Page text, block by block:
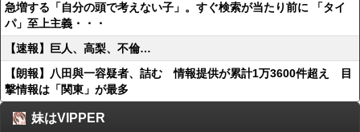
急増する「自分の頭で考えない子」。すぐ検索が当たり前に 「タイ
パ」至上主義・・・
【速報】巨人、高梨、不倫…
【朗報】八田與一容疑者、詰む 情報提供が累計1万3600件超え 目
撃情報は「関東」が最多
妹はVIPPER